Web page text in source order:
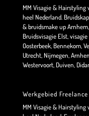
MM Visagie & Hairstyling
heel Nederland.
& bruidsmake up
Bruidsvisagie Elst,
Oosterbeek, Bennekom,
Utrecht, Nijmegen,
Westervoort, Duiven,
Werkgebied
MM Visagie & Hairstyling